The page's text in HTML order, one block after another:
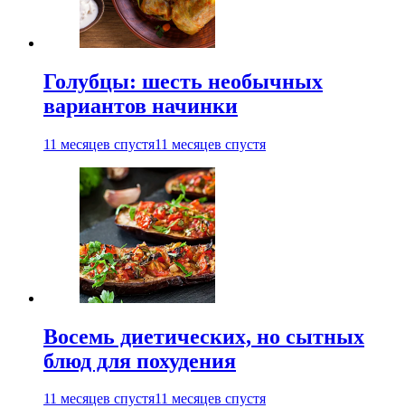
Голубцы: шесть необычных
вариантов начинки
11 месяцев спустя11 месяцев спустя
Восемь диетических, но сытных
блюд для похудения
11 месяцев спустя11 месяцев спустя